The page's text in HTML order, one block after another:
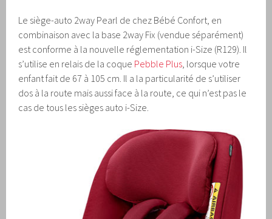
Le siège-auto 2way Pearl de chez Bébé Confort, en
combinaison avec la base 2way Fix (vendue séparément)
est conforme à la nouvelle réglementation i-Size (R129). Il
s’utilise en relais de la coque Pebble Plus , lorsque votre
enfant fait de 67 à 105 cm. Il a la particularité de s’utiliser
dos à la route mais aussi face à la route, ce qui n’est pas le
cas de tous les sièges auto i-Size.